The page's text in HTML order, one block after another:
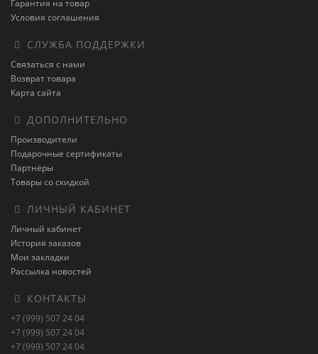
Гарантия на товар
Условия соглашения
СЛУЖБА ПОДДЕРЖКИ
Связаться с нами
Возврат товара
Карта сайта
ДОПОЛНИТЕЛЬНО
Производители
Подарочные сертификаты
Партнёры
Товары со скидкой
ЛИЧНЫЙ КАБИНЕТ
Личный кабинет
История заказов
Мои закладки
Рассылка новостей
КОНТАКТЫ
+7 (999) 507 24 04
+7 (999) 507 24 04
+7 (999) 507 24 04